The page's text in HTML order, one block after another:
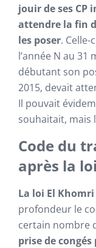
jouir de ses CP
attendre la fin
les poser. Celle-
l’année N au 31
débutant son
2015, devait
Il pouvait
souhaitait, mais
Code du
après la
La loi El
profondeur le
certain nombre
prise de